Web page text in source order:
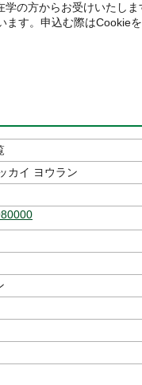
学の方からお受けいたしま
ます。申込む際はCookie
カイ ヨウラン